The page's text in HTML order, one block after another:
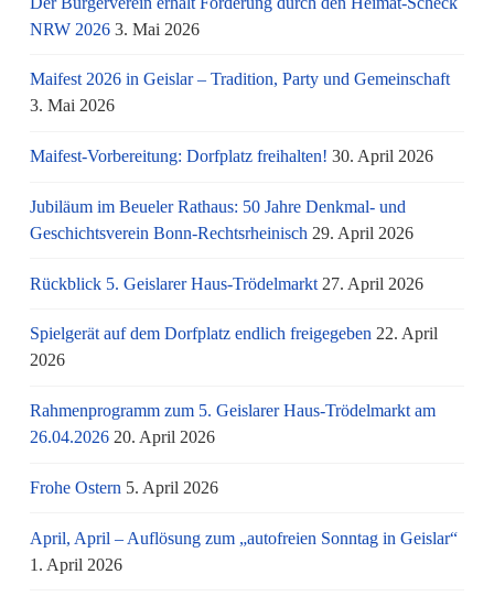
NRW 2026 3. Mai 2026
Maifest 2026 in Geislar – Tradition, Party und Gemeinschaft
3. Mai 2026
Maifest-Vorbereitung: Dorfplatz freihalten! 30. April 2026
Jubiläum im Beueler Rathaus: 50 Jahre Denkmal- und
Geschichtsverein Bonn-Rechtsrheinisch 29. April 2026
Rückblick 5. Geislarer Haus-Trödelmarkt 27. April 2026
Spielgerät auf dem Dorfplatz endlich freigegeben 22. April
2026
Rahmenprogramm zum 5. Geislarer Haus-Trödelmarkt am
26.04.2026 20. April 2026
Frohe Ostern 5. April 2026
April, April – Auflösung zum „autofreien Sonntag in Geislar“
1. April 2026